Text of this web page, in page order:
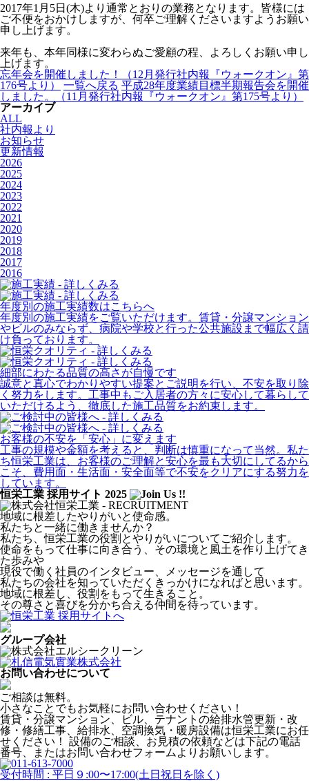
2017年1月5日(木)より通常とおりの業務となります。皆様には
ご不便をおかけしますが、何卒ご理解くださいますようお願い
申し上げます。
来年も、本年同様に変わらぬご愛顧の程、よろしくお願い申し
上げます。
忘年会を開催しました！（12月発行社内報『ウォークオン』第
176号より）
一覧へ戻る 平成28年度業績目標半期報告会を開催
しました。（11月発行社内報『ウォークオン』第175号より）
アーカイブ
ALL
社内報より
お知らせ
更新情報
2026
2025
2024
2023
2022
2021
2020
2019
2018
2017
2016
年度別の施工実績数はこちらへ
年度別の施工実績をご覧いただけます。賃貸・分譲マンション
やビルのみならず、病院や学校と行った公共施設まで幅広く請
け負っております。
細部にわたる品質の高さが自慢です
誠意と真心でわかりやすい提案とご説明を行い、不安を取り除
く努力をします。工事中もご入居者の方々に安心して暮らして
いただけるよう、徹底した施工品質をお約束します。
お客様の不安を「安心」に変えます
工事の規模や金額を考えると、判断は慎重になって当然。私た
ち恒栄工業は、お客様のご理解と安心を最も大切にしてるから
こそ、費用面・生活面・安全面等で不安をクリアにする努力を
しています。
恒栄工業 採用サイト 2025
地域に根差したやりがいと使命感。
私たちと一緒に働きませんか？
私たち、恒栄工業の役割とやりがいについてご紹介します。
使命をもって仕事に向き合う、その環境と風土を作り上げてき
た歩みや
現役で働く社員のインタビュー、メッセージを通して
私たちの会社を知っていただくきっかけになればと思います。
地域に根差し、役割をもって生きること。
その尊さと喜びを分かち合える仲間を待っています。
グループ会社
お問い合わせについて
ご相談は無料。
小さなことでもお気軽にお問い合わせください！
賃貸・分譲マンション、ビル、テナントの給排水管更新・改
修・修繕工事、給排水、空調換気・暖房設備は恒栄工業にお任
せください！
設備のご相談、お見積の依頼などは下記の電話
番号、またはお問い合わせフォームよりお願いします。
受付時間 : 平日９:00〜17:00(土日祝日を除く)